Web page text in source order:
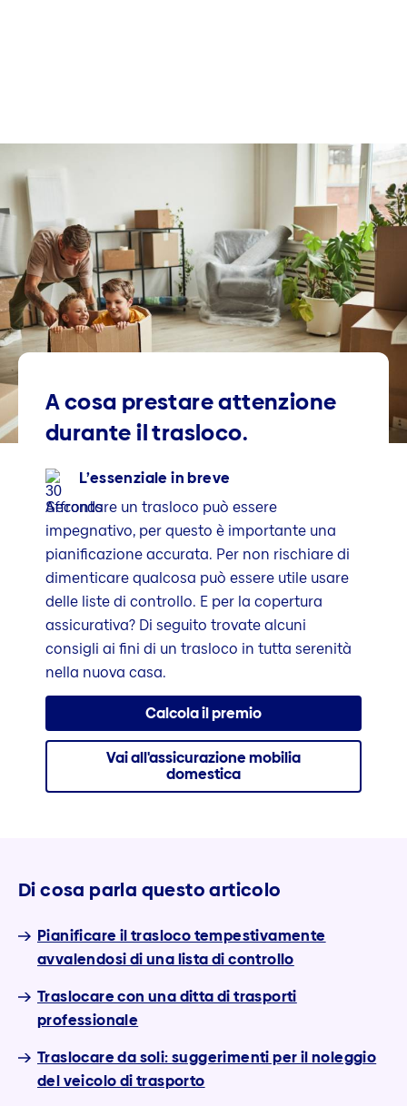
A cosa prestare attenzione
durante il trasloco.
L’essenziale in breve
Affrontare un trasloco può essere
impegnativo, per questo è importante una
pianificazione accurata. Per non rischiare di
dimenticare qualcosa può essere utile usare
delle liste di controllo. E per la copertura
assicurativa? Di seguito trovate alcuni
consigli ai fini di un trasloco in tutta serenità
nella nuova casa.
Calcola il premio
Vai all'assicurazione mobilia
domestica
Di cosa parla questo articolo
Pianificare il trasloco tempestivamente
avvalendosi di una lista di controllo
Traslocare con una ditta di trasporti
professionale
Traslocare da soli: suggerimenti per il noleggio
del veicolo di trasporto